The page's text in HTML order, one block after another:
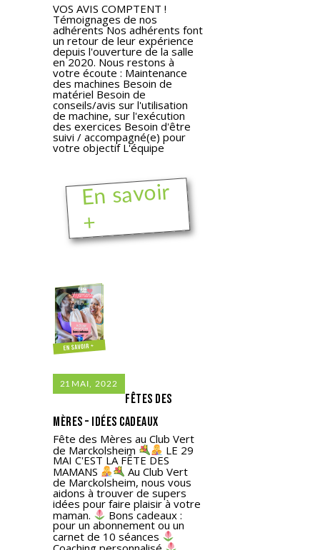
VOS AVIS COMPTENT !
Témoignages de nos
adhérents Nos adhérents font
un retour de leur expérience
depuis l'ouverture de la salle
en 2020. Nous restons à
votre écoute : Maintenance
des machines Besoin de
matériel Besoin de
conseils/avis sur l'utilisation
de machine, sur l'exécution
des exercices Besoin d'être
suivi / accompagné(e) pour
votre objectif L'équipe
En savoir
+
21 MAI, 2022
Fêtes des
mères – idées cadeaux
Fête des Mères au Club Vert
de Marckolsheim LE 29
MAI C'EST LA FÊTE DES
MAMANS Au Club Vert
de Marckolsheim, nous vous
aidons à trouver de supers
idées pour faire plaisir à votre
maman. Bons cadeaux :
pour un abonnement ou un
carnet de 10 séances